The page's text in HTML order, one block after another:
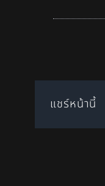
แชร์หน้านี้